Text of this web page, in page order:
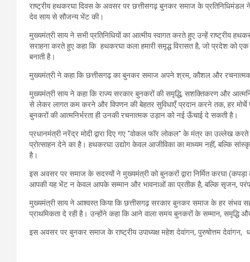
राष्ट्रीय हथकरघा दिवस के अवसर पर छत्तीसगढ़ बुनकर समाज के प्रतिनिधिमंडल ने
देव साय से सौजन्य भेंट की।
मुख्यमंत्री साय ने सभी प्रतिनिधियों का आत्मीय स्वागत करते हुए उन्हें राष्ट्रीय
सराहना करते हुए कहा कि हथकरघा कला हमारी समृद्ध विरासत है, जो प्रदेश को
बनाती है।
मुख्यमंत्री ने कहा कि छत्तीसगढ़ का बुनकर समाज अपने श्रम, कौशल और
मुख्यमंत्री साय ने कहा कि राज्य सरकार बुनकरों की समृद्धि, सशक्तिकरण और
से लेकर लागत कम करने और विपणन की बेहतर सुविधाएँ प्रदान करने तक, हर मोर्चे
बुनकरों की आत्मनिर्भरता ही उनकी रचनात्मक उड़ान को नई ऊँचाई दे सकती है।
प्रधानमंत्री नरेंद्र मोदी द्वारा दिए गए "वोकल फॉर लोकल" के मंत्र का उल्लेख
प्रोत्साहन देने का है। हथकरघा उद्योग केवल आजीविका का माध्यम नहीं, बल्कि
है।
इस अवसर पर समाज के सदस्यों ने मुख्यमंत्री को बुनकरों द्वारा निर्मित करघा
आपकी यह भेंट न केवल आपके सम्मान और भावनाओं का प्रतीक है, बल्कि सृजन,
मुख्यमंत्री साय ने आश्वस्त किया कि छत्तीसगढ़ सरकार बुनकर समाज के हर संभव
प्राथमिकता दे रही है। उन्होंने कहा कि आने वाला समय बुनकरों के सम्मान, समृद्धि
इस अवसर पर बुनकर समाज के राष्ट्रीय उपाध्यक्ष महेश देवांगन, पुरुषोत्तम